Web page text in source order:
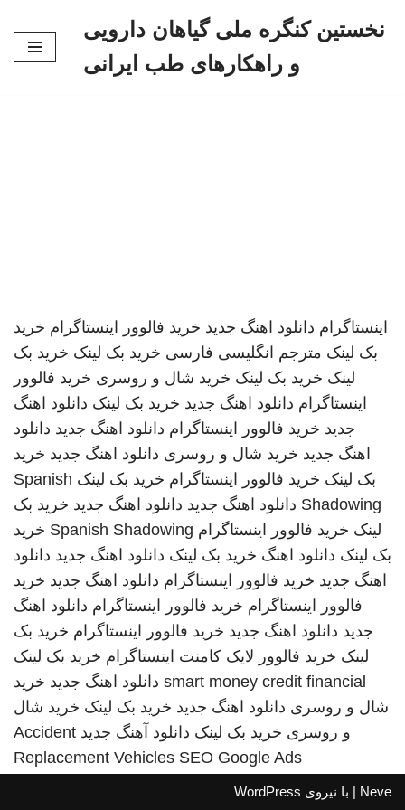
نخستین کنگره ملی گیاهان دارویی
و راهکارهای طب ایرانی
اینستاگرام دانلود اهنگ جدید خرید فالوور اینستاگرام خرید
بک لینک مترجم انگلیسی فارسی خرید بک لینک خرید بک
لینک خرید بک لینک خرید شال و روسری خرید فالوور
اینستاگرام دانلود اهنگ جدید خرید بک لینک دانلود اهنگ
جدید خرید فالوور اینستاگرام دانلود اهنگ جدید دانلود
اهنگ جدید خرید شال و روسری دانلود اهنگ جدید خرید
بک لینک خرید فالوور اینستاگرام خرید بک لینک Spanish
Shadowing دانلود اهنگ جدید دانلود اهنگ جدید خرید بک
لینک خرید فالوور اینستاگرام Spanish Shadowing خرید
بک لینک دانلود اهنگ خرید بک لینک دانلود اهنگ جدید دانلود
اهنگ جدید خرید فالوور اینستاگرام دانلود اهنگ جدید خرید
فالوور اینستاگرام خرید فالوور اینستاگرام دانلود اهنگ
جدید دانلود اهنگ جدید خرید فالوور اینستاگرام خرید بک
لینک خرید فالوور لایک کامنت اینستاگرام خرید بک لینک
smart money credit financial دانلود اهنگ جدید خرید
شال و روسری دانلود اهنگ جدید خرید بک لینک خرید شال
و روسری خرید بک لینک دانلود آهنگ جدید Accident
Replacement Vehicles SEO Google Ads
Neve | با نیروی WordPress